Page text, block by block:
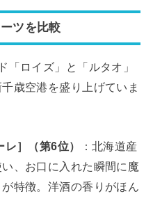
ツを比較
「ロイズ」と「ルタオ」
歳空港を盛り上げていま
］（第6位）
：北海道産
、お口に入れた瞬間に魔
特徴。洋酒の香りがほん